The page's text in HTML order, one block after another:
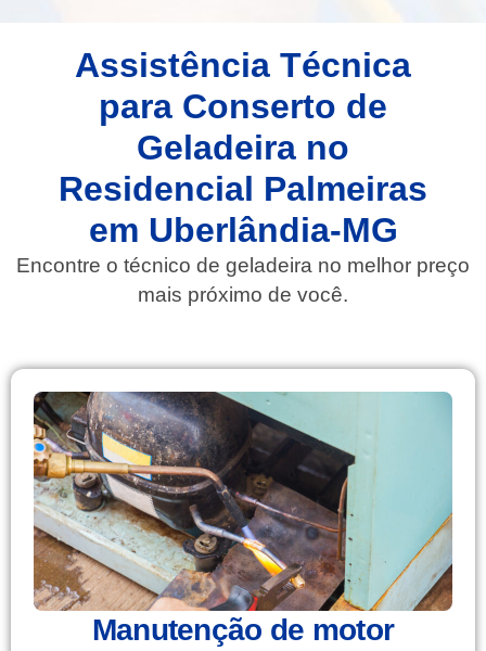
Assistência Técnica
para Conserto de
Geladeira no
Residencial Palmeiras
em Uberlândia-MG
Encontre o técnico de geladeira no melhor preço
mais próximo de você.
Manutenção de motor